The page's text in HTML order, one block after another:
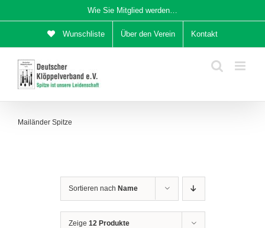
Inhalt
Wie Sie Mitglied werden…
Wunschliste Über den Verein Kontakt
Mailänder Spitze
Sortieren nach Name
Zeige 12 Produkte